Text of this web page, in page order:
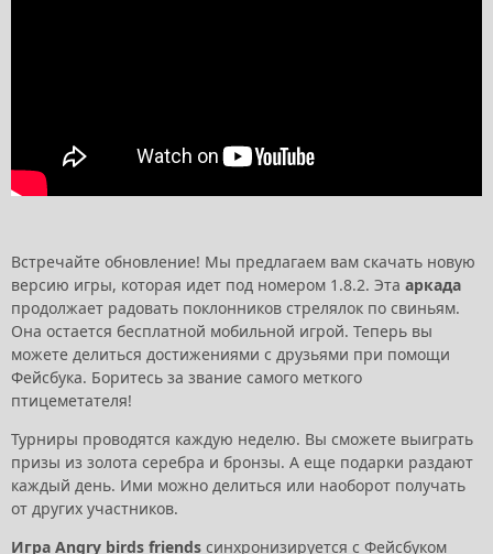
Встречайте обновление! Мы предлагаем вам скачать новую
версию игры, которая идет под номером 1.8.2. Эта аркада
продолжает радовать поклонников стрелялок по свиньям.
Она остается бесплатной мобильной игрой. Теперь вы
можете делиться достижениями с друзьями при помощи
Фейсбука. Боритесь за звание самого меткого
птицеметателя!
Турниры проводятся каждую неделю. Вы сможете выиграть
призы из золота серебра и бронзы. А еще подарки раздают
каждый день. Ими можно делиться или наоборот получать
от других участников.
Игра Angry birds friends синхронизируется с Фейсбуком